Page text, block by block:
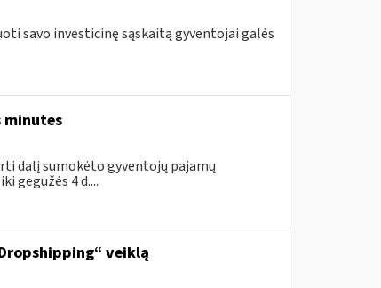
savo investicinę sąskaitą gyventojai galės
minutes
dalį sumokėto gyventojų pajamų
gegužės 4 d....
veiklą